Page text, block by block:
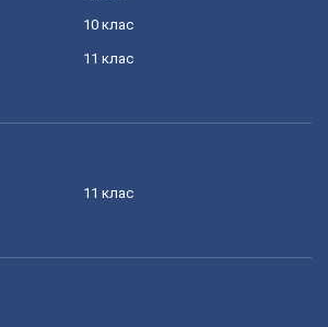
10 клас
11 клас
11 клас